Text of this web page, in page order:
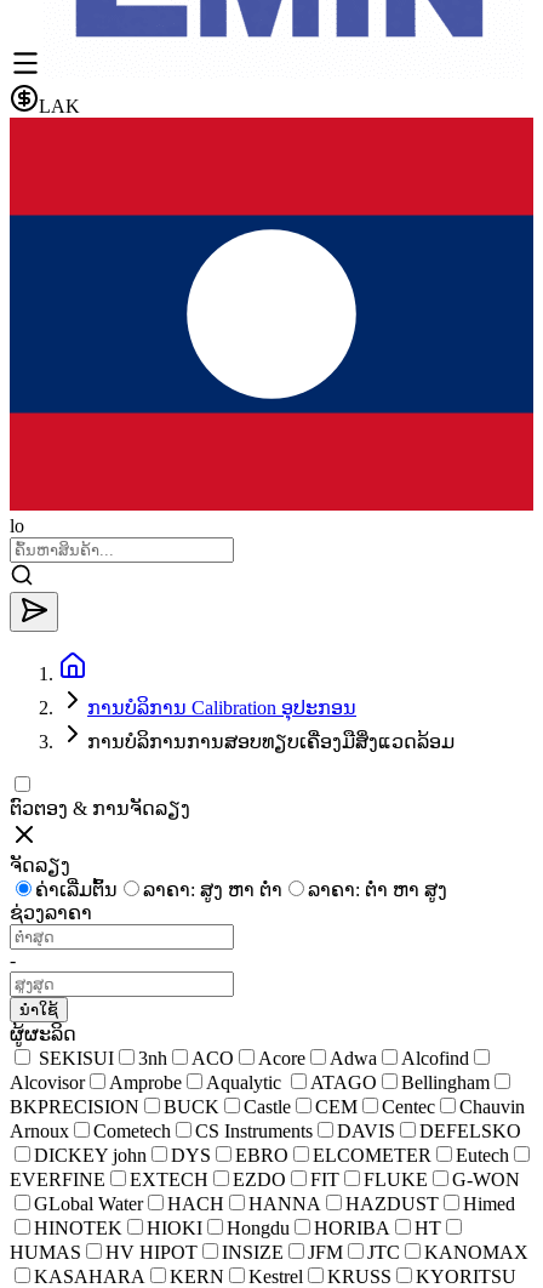
LAK
lo
ການບໍລິການ Calibration ອຸປະກອນ
ການບໍລິການການສອບທຽບເຄື່ອງມືສິ່ງແວດລ້ອມ
ຕົວຕອງ & ການຈັດລຽງ
ຈັດລຽງ
ຄ່າເລີ່ມຕົ້ນ
ລາຄາ: ສູງ ຫາ ຕໍ່າ
ລາຄາ: ຕໍ່າ ຫາ ສູງ
ຊ່ວງລາຄາ
-
ນຳໃຊ້
ຜູ້ຜະລິດ
SEKISUI
3nh ACO Acore Adwa
Alcofind
Alcovisor
Amprobe Aqualytic ATAGO
Bellingham
BKPRECISION
BUCK Castle CEM Centec
Chauvin
Arnoux
Cometech CS Instruments DAVIS
DEFELSKO
DICKEY john
DYS EBRO ELCOMETER
Eutech
EVERFINE
EXTECH EZDO FIT FLUKE
G-WON
GLobal Water
HACH HANNA HAZDUST
Himed
HINOTEK
HIOKI Hongdu HORIBA
HT
HUMAS
HV HIPOT INSIZE JFM JTC
KANOMAX
KASAHARA
KERN Kestrel KRUSS
KYORITSU